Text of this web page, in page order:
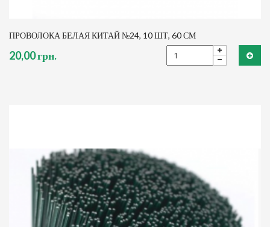
ПРОВОЛОКА БЕЛАЯ КИТАЙ №24, 10 ШТ, 60 СМ
20,00 грн.